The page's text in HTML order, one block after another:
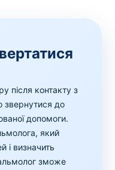
після контакту з
звернутися до
допомоги.
який
і визначить
зможе